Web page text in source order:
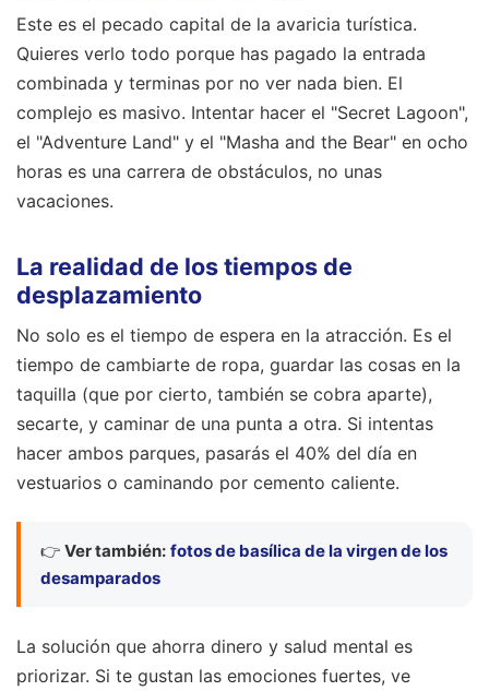
Este es el pecado capital de la avaricia turística.
Quieres verlo todo porque has pagado la entrada
combinada y terminas por no ver nada bien. El
complejo es masivo. Intentar hacer el "Secret Lagoon",
el "Adventure Land" y el "Masha and the Bear" en ocho
horas es una carrera de obstáculos, no unas
vacaciones.
La realidad de los tiempos de
desplazamiento
No solo es el tiempo de espera en la atracción. Es el
tiempo de cambiarte de ropa, guardar las cosas en la
taquilla (que por cierto, también se cobra aparte),
secarte, y caminar de una punta a otra. Si intentas
hacer ambos parques, pasarás el 40% del día en
vestuarios o caminando por cemento caliente.
👉 Ver también: fotos de basílica de la virgen de los
desamparados
La solución que ahorra dinero y salud mental es
priorizar. Si te gustan las emociones fuertes, ve